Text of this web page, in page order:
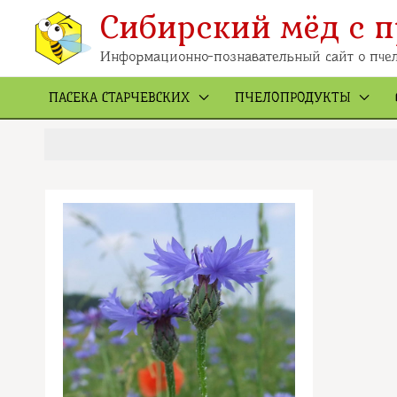
содержимому
Сибирский мёд с
Информационно-познавательный сайт о
ПАСЕКА СТАРЧЕВСКИХ ПЧЕЛОПРОДУКТЫ